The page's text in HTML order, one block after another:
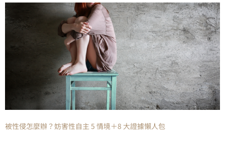
被性侵怎麼辦？妨害性自主 5 情境＋8 大證據懶人包